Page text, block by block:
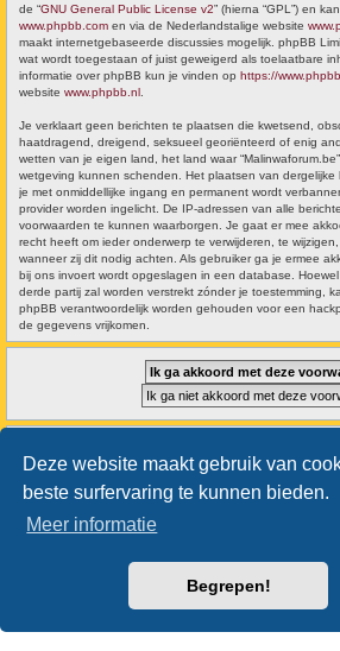
Deze website maakt gebruik van
beste surfervaring te kunnen bieden.
Meer informatie
Begrepen!
de “GNU General Public License v2” (hierna “GPL”) en
www.phpbb.com en via de Nederlandstalige website
maakt internetgebaseerde discussies mogelijk. phpBB
wat wordt toegestaan of juist geweigerd als toelaatbare
informatie over phpBB kun je vinden op https://
website www.phpbb.nl
Je verklaart geen berichten te plaatsen die kwetsend,
haatdragend, dreigend, seksueel georiënteerd of enig
wetten van je eigen land, het land waar
wetgeving kunnen schenden. Het plaatsen van
je met onmiddellijke ingang en permanent wordt
provider worden ingelicht. De IP-adressen van alle
voorwaarden te kunnen waarborgen. Je gaat er mee
recht heeft om ieder onderwerp te verwijderen, te
wanneer zij dit nodig achten. Als gebruiker ga je ermee
bij ons invoert wordt opgeslagen in een database.
derde partij zal worden verstrekt zónder je toestemming,
phpBB verantwoordelijk worden gehouden voor een
de gegevens vrijkomen.
Hosted byAviation24.be - Latest News & Breaking
®
Nederlandse vertaling door